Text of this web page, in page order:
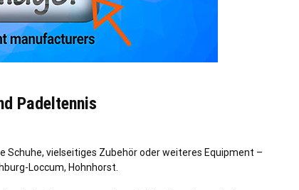
Padeltennis
Schuhe, vielseitiges Zubehör oder weiteres Equipment –
Loccum, Hohnhorst.